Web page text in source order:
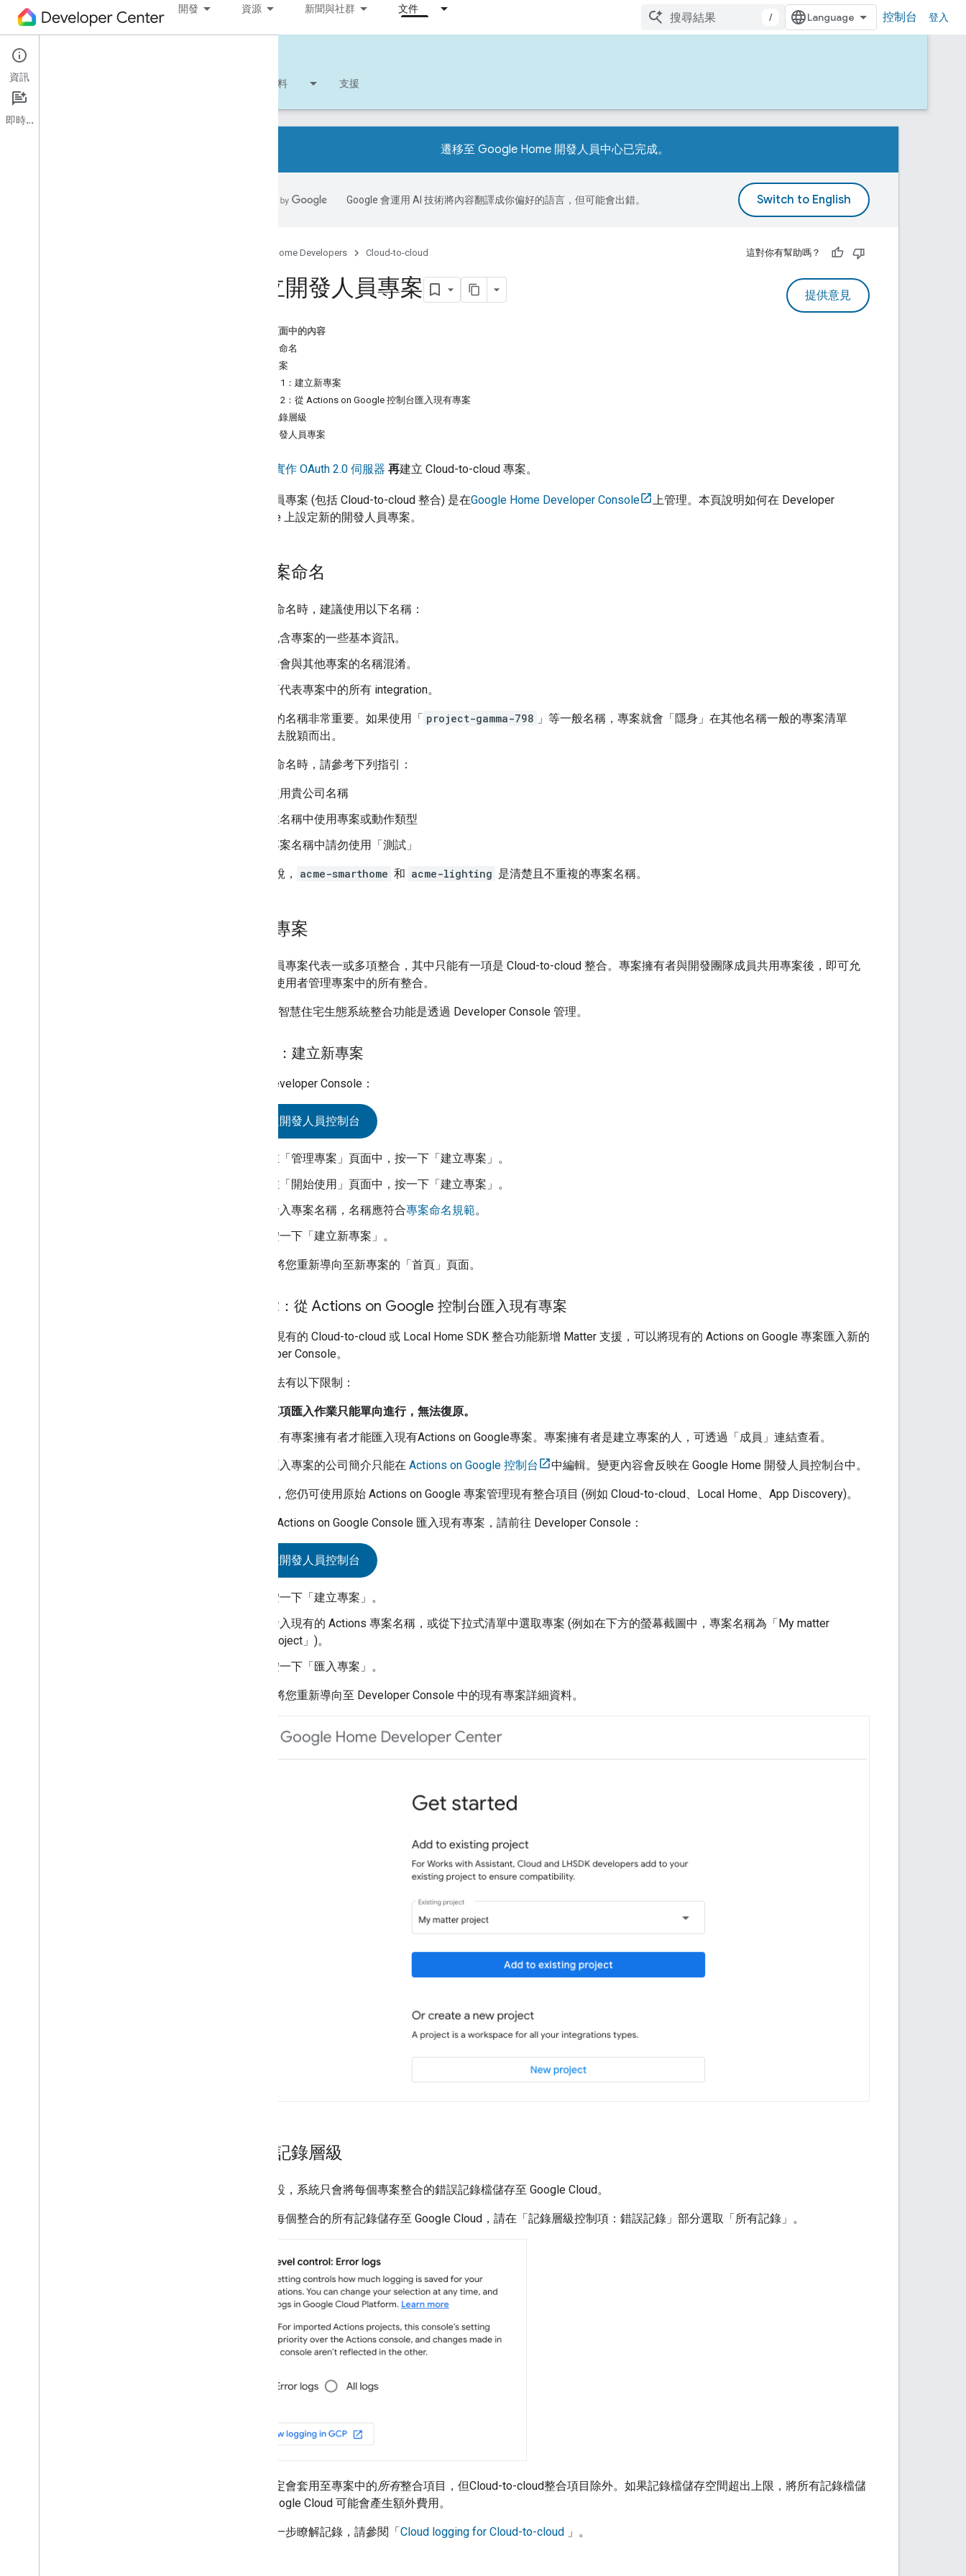
開發 資源 新聞與社群 文件
/ 控制台 登入
Cloud-to-cloud
開始使用 參考資料 支援
遷移至 Google Home 開發人員中心已完成。
Google 會運用 AI 技術將內容翻譯成你偏好的語言，但可能會出錯。
Google Home Developers Cloud-to-cloud 這對你有幫助嗎？
提供意見
建立開發人員專案
這個頁面中的內容
為專案命名
建立專案
方法 1：建立新專案
方法 2：從 Actions on Google 控制台匯入現有專案
設定記錄層級
共用開發人員專案
實作 OAuth 2.0 伺服器 再建立 Cloud-to-cloud 專案。
開發人員專案 (包括 Cloud-to-cloud 整合) 是在Google Home Developer Console 上管理。本頁說明如何在 Developer
Console 上設定新的開發人員專案。
為專案命名
為專案命名時，建議使用以下名稱：
包含專案的一些基本資訊。
不會與其他專案的名稱混淆。
可代表專案中的所有 integration。
有意義的名稱非常重要。如果使用「 project-gamma-798 」等一般名稱，專案就會「隱身」在其他名稱一般的專案清單
中，無法脫穎而出。
為專案命名時，請參考下列指引：
使用貴公司名稱
在名稱中使用專案或動作類型
專案名稱中請勿使用「測試」
舉例來說， acme-smarthome 和 acme-lighting 是清楚且不重複的專案名稱。
建立專案
開發人員專案代表一或多項整合，其中只能有一項是 Cloud-to-cloud 整合。專案擁有者與開發團隊成員共用專案後，即可允
許其他使用者管理專案中的所有整合。
Google 智慧住宅生態系統整合功能是透過 Developer Console 管理。
方法 1：建立新專案
Developer Console ：
前往開發人員控制台
在「管理專案」 頁面中，按一下「建立專案」 。
在「開始使用」 頁面中，按一下「建立專案」 。
輸入專案名稱，名稱應符合專案命名規範。
按一下「建立新專案」 。
系統會將您重新導向至新專案的「首頁」 頁面。
方法 2：從 Actions on Google 控制台匯入現有專案
如要為現有的 Cloud-to-cloud 或 Local Home SDK 整合功能新增 Matter 支援，可以將現有的 Actions on Google 專案匯入新的
Developer Console。
這個方法有以下限制：
這項匯入作業只能單向進行，無法復原。
只有專案擁有者才能匯入現有Actions on Google專案。專案擁有者是建立專案的人，可透過「成員」 連結查看。
匯入專案的公司簡介只能在 Actions on Google 控制台 中編輯。變更內容會反映在 Google Home 開發人員控制台中。
匯入後，您仍可使用原始 Actions on Google 專案管理現有整合項目 (例如 Cloud-to-cloud、 Local Home、 App Discovery)。
Actions on Google Console 匯入現有專案，請前往 Developer Console ：
前往開發人員控制台
按一下「建立專案」 。
輸入現有的 Actions 專案名稱，或從下拉式清單中選取專案 (例如在下方的螢幕截圖中，專案名稱為「My matter
project」)。
按一下「匯入專案」 。
系統會將您重新導向至 Developer Console 中的現有專案詳細資料。
設定記錄層級
根據預設，系統只會將每個專案整合的錯誤記錄檔儲存至 Google Cloud。
如要將每個整合的所有記錄儲存至 Google Cloud ，請在「記錄層級控制項：錯誤記錄」 部分選取「所有記錄」 。
這項設定會套用至專案中的所有整合項目，但Cloud-to-cloud整合項目除外。如果記錄檔儲存空間超出上限，將所有記錄檔儲
Google Cloud 可能會產生額外費用。
如要進一步瞭解記錄，請參閱「 Cloud logging for Cloud-to-cloud 」。
資訊
即時通訊